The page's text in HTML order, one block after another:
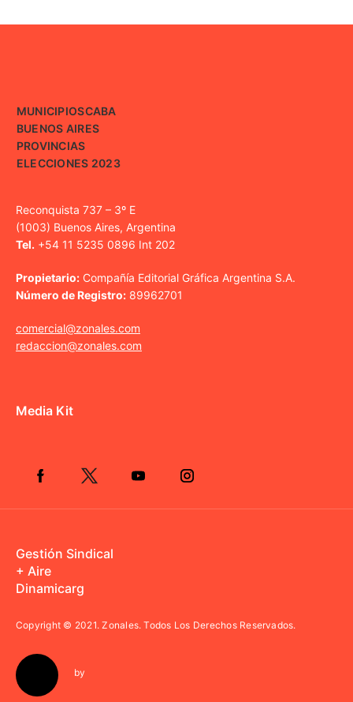
MUNICIPIOSCABA
BUENOS AIRES
PROVINCIAS
ELECCIONES 2023
Reconquista 737 – 3º E
(1003) Buenos Aires, Argentina
Tel. +54 11 5235 0896 Int 202
Propietario: Compañía Editorial Gráfica Argentina S.A.
Número de Registro: 89962701
comercial@zonales.com
redaccion@zonales.com
Media Kit
Gestión Sindical
+ Aire
Dinamicarg
Copyright © 2021.Zonales. Todos Los Derechos Reservados.
by